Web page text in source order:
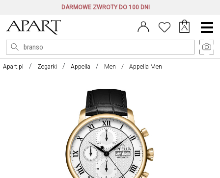
DARMOWE ZWROTY DO 100 DNI
Menu
główne
Apart.pl Zegarki Appella Men Appella Men